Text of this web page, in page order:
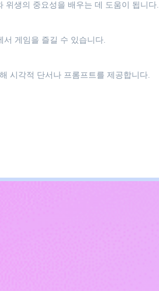
위생의 중요성을 배우는 데 도움이 됩니다.
서 게임을 즐길 수 있습니다.
시각적 단서나 프롬프트를 제공합니다.